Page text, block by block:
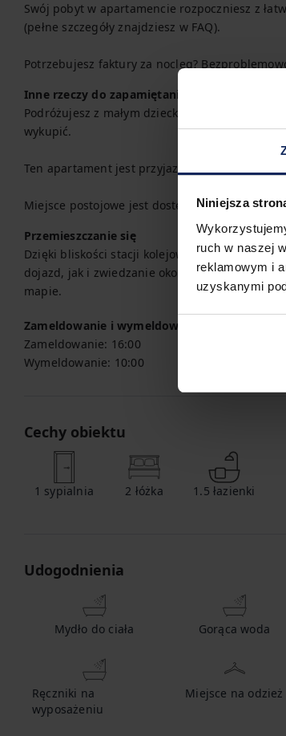
Niniejsza
ruch w naszej
reklamowym i
uzyskanymi
Swój pobyt w apartamencie rozpoczniesz z
(pełne szczegóły znajdziesz w FAQ).
Potrzebujesz faktury za nocleg?
Inne rzeczy do zapamiętania
Podróżujesz z małym dzieckiem? Jeśli
wykupić.
Ten apartament jest przyjazny zwierzętom
Miejsce postojowe jest dostępne do Twojej
Przemieszczanie się
Dzięki bliskości stacji kolejowej, apartament
dojazd, jak i zwiedzanie okolicy. Wszystkie
mapie.
Zameldowanie i wymeldowanie
Zameldowanie: 16:00
Wymeldowanie: 10:00
Cechy obiektu
1 sypialnia 2 łóżka 1.5 łazienki
Udogodnienia
Mydło do ciała Gorąca woda
Ręczniki na
wyposażeniu
Miejsce na odzież